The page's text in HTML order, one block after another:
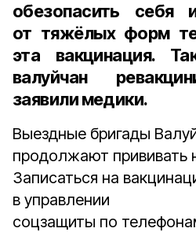
обезопасить себя
от тяжёлых форм
эта вакцинация.
валуйчан
заявили медики.
Выездные бригады
продолжают прививать
Записаться на
в управлении
соцзащиты по